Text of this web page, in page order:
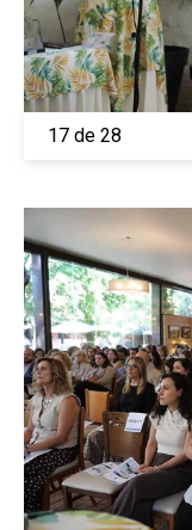
17 de 28